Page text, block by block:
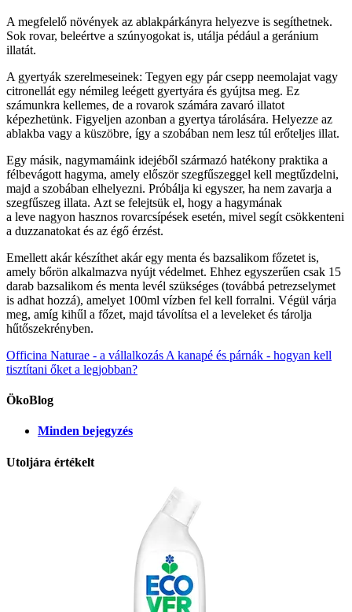
A megfelelő növények az ablakpárkányra helyezve is segíthetnek.
Sok rovar, beleértve a szúnyogokat is, utálja pédául a geránium
illatát.
A gyertyák szerelmeseinek: Tegyen egy pár csepp neemolajat vagy
citronellát egy némileg leégett gyertyára és gyújtsa meg. Ez
számunkra kellemes, de a rovarok számára zavaró illatot
képezhetünk. Figyeljen azonban a gyertya tárolására. Helyezze az
ablakba vagy a küszöbre, így a szobában nem lesz túl erőteljes illat.
Egy másik, nagymamáink idejéből származó hatékony praktika a
félbevágott hagyma, amely először szegfűszeggel kell megtűzdelni,
majd a szobában elhelyezni. Próbálja ki egyszer, ha nem zavarja a
szegfűszeg illata. Azt se felejtsük el, hogy a hagymának
a leve nagyon hasznos rovarcsípések esetén, mivel segít csökkenteni
a duzzanatokat és az égő érzést.
Emellett akár készíthet akár egy menta és bazsalikom főzetet is,
amely bőrön alkalmazva nyújt védelmet. Ehhez egyszerűen csak 15
darab bazsalikom és menta levél szükséges (továbbá petrezselymet
is adhat hozzá), amelyet 100ml vízben fel kell forralni. Végül várja
meg, amíg kihűl a főzet, majd távolítsa el a leveleket és tárolja
hűtőszekrényben.
Officina Naturae - a vállalkozás A kanapé és párnák - hogyan kell
tisztítani őket a legjobban?
ÖkoBlog
Minden bejegyzés
Utoljára értékelt